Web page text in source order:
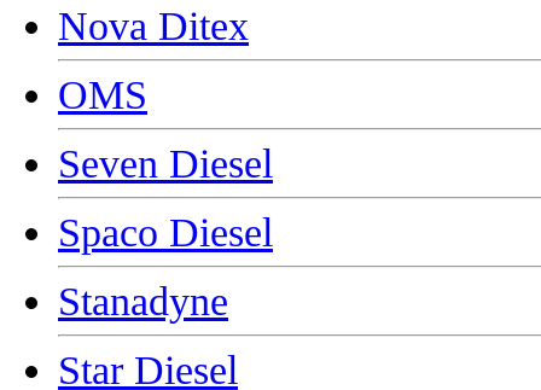
Nova Ditex
OMS
Seven Diesel
Spaco Diesel
Stanadyne
Star Diesel